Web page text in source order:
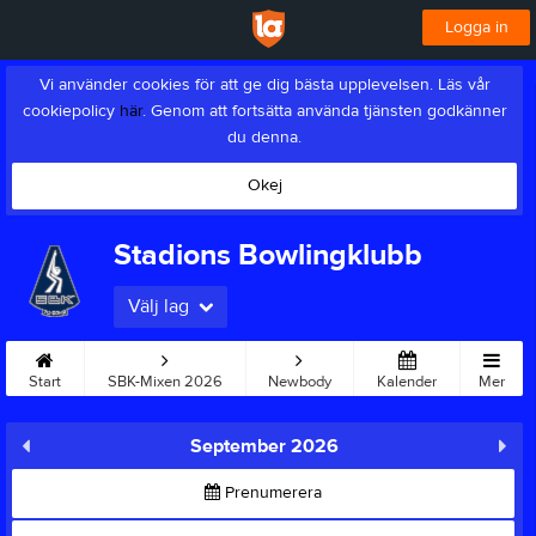
Logga in
Vi använder cookies för att ge dig bästa upplevelsen. Läs vår
cookiepolicy här. Genom att fortsätta använda tjänsten godkänner
du denna.
Okej
Stadions Bowlingklubb
Välj lag
Start SBK-Mixen 2026 Newbody Kalender Mer
September 2026
Prenumerera